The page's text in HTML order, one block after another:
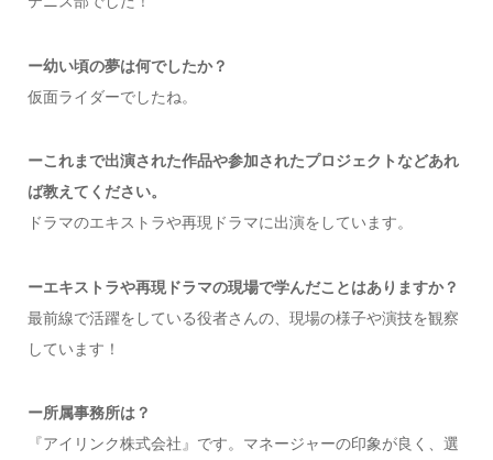
ー幼い頃の夢は何でしたか？
仮面ライダーでしたね。
ーこれまで出演された作品や参加されたプロジェクトなどあれ
ば教えてください。
ドラマのエキストラや再現ドラマに出演をしています。
ーエキストラや再現ドラマの現場で学んだことはありますか？
最前線で活躍をしている役者さんの、現場の様子や演技を観察
しています！
ー所属事務所は？
『アイリンク株式会社』です。マネージャーの印象が良く、選